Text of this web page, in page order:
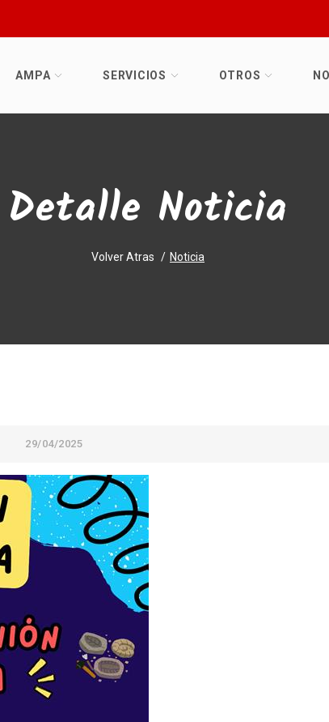
AMPA SERVICIOS OTROS
Detalle Noticia
Volver Atras Noticia
29/04/2025